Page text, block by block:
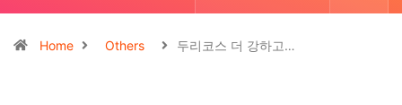
Home Others 두리코스 더 강하고…